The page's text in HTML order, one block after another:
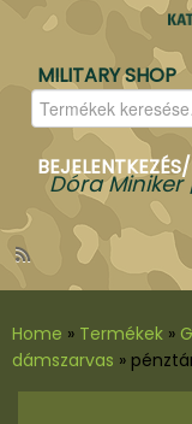
MILITARY SHOP
Keresés
a
következőre:
Dóra
Home » Termékek »
dámszarvas »